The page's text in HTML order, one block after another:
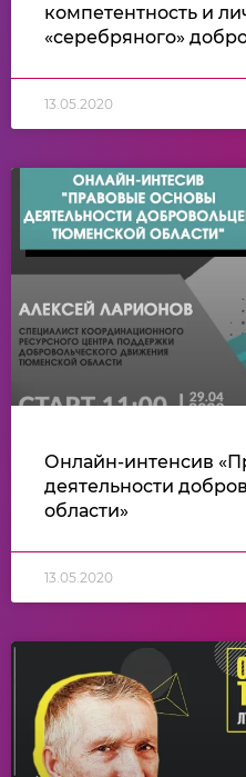
компетентность и
«серебряного»
13.05.2020
Онлайн-интенсив
деятельности
области»
13.05.2020